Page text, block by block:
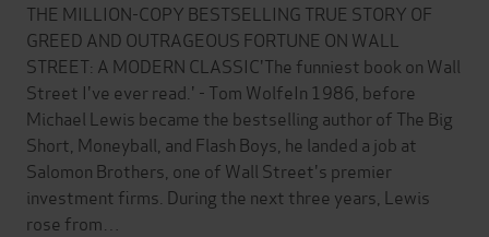
THE MILLION-COPY BESTSELLING TRUE STORY OF
GREED AND OUTRAGEOUS FORTUNE ON WALL
STREET: A MODERN CLASSIC'The funniest book on Wall
Street I've ever read.' - Tom WolfeIn 1986, before
Michael Lewis became the bestselling author of The Big
Short, Moneyball, and Flash Boys, he landed a job at
Salomon Brothers, one of Wall Street's premier
investment firms. During the next three years, Lewis
rose from…